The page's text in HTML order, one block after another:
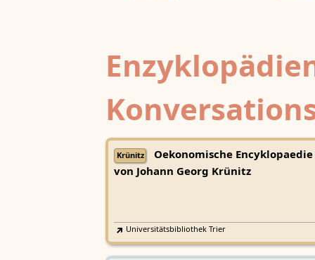
Krünitz
Oekonomische Encyklopaedie
von Johann Georg Krünitz
Universitätsbibliothek Trier